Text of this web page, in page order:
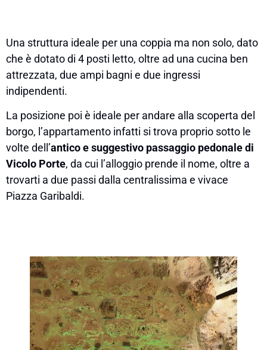
Una struttura ideale per una coppia ma non solo, dato
che è dotato di 4 posti letto, oltre ad una cucina ben
attrezzata, due ampi bagni e due ingressi
indipendenti.
La posizione poi è ideale per andare alla scoperta del
borgo, l’appartamento infatti si trova proprio sotto le
volte dell’antico e suggestivo passaggio pedonale di
Vicolo Porte, da cui l’alloggio prende il nome, oltre a
trovarti a due passi dalla centralissima e vivace
Piazza Garibaldi.